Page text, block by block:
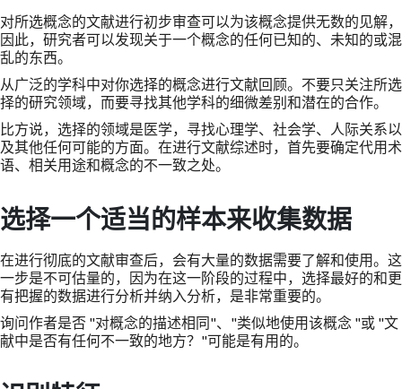
对所选概念的文献进行初步审查可以为该概念提供无数的见解，
因此，研究者可以发现关于一个概念的任何已知的、未知的或混
乱的东西。
从广泛的学科中对你选择的概念进行文献回顾。不要只关注所选
择的研究领域，而要寻找其他学科的细微差别和潜在的合作。
比方说，选择的领域是医学，寻找心理学、社会学、人际关系以
及其他任何可能的方面。在进行文献综述时，首先要确定代用术
语、相关用途和概念的不一致之处。
选择一个适当的样本来收集数据
在进行彻底的文献审查后，会有大量的数据需要了解和使用。这
一步是不可估量的，因为在这一阶段的过程中，选择最好的和更
有把握的数据进行分析并纳入分析，是非常重要的。
询问作者是否 "对概念的描述相同"、"类似地使用该概念 "或 "文
献中是否有任何不一致的地方？"可能是有用的。